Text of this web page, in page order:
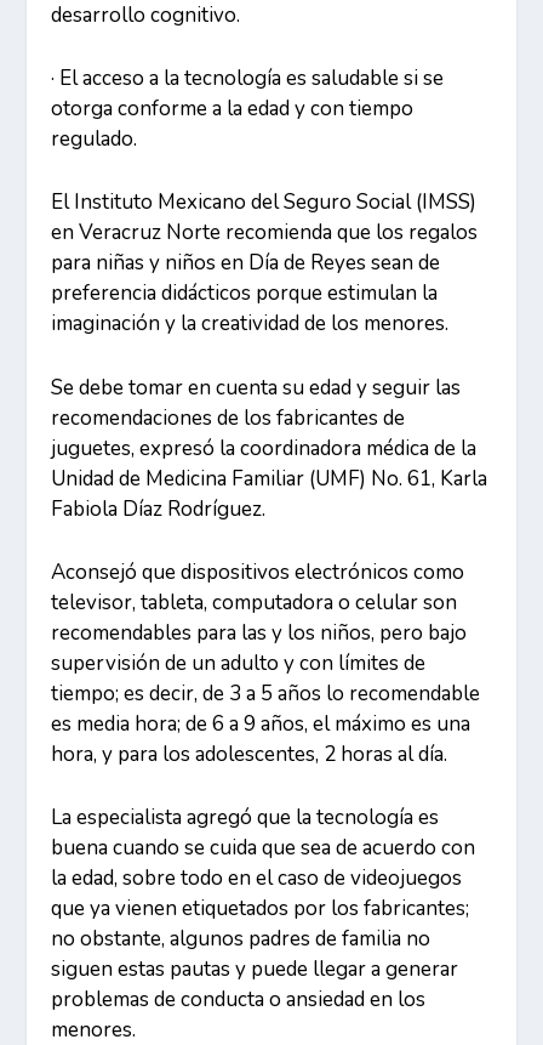
desarrollo cognitivo.
· El acceso a la tecnología es saludable si se
otorga conforme a la edad y con tiempo
regulado.
El Instituto Mexicano del Seguro Social (IMSS)
en Veracruz Norte recomienda que los regalos
para niñas y niños en Día de Reyes sean de
preferencia didácticos porque estimulan la
imaginación y la creatividad de los menores.
Se debe tomar en cuenta su edad y seguir las
recomendaciones de los fabricantes de
juguetes, expresó la coordinadora médica de la
Unidad de Medicina Familiar (UMF) No. 61, Karla
Fabiola Díaz Rodríguez.
Aconsejó que dispositivos electrónicos como
televisor, tableta, computadora o celular son
recomendables para las y los niños, pero bajo
supervisión de un adulto y con límites de
tiempo; es decir, de 3 a 5 años lo recomendable
es media hora; de 6 a 9 años, el máximo es una
hora, y para los adolescentes, 2 horas al día.
La especialista agregó que la tecnología es
buena cuando se cuida que sea de acuerdo con
la edad, sobre todo en el caso de videojuegos
que ya vienen etiquetados por los fabricantes;
no obstante, algunos padres de familia no
siguen estas pautas y puede llegar a generar
problemas de conducta o ansiedad en los
menores.